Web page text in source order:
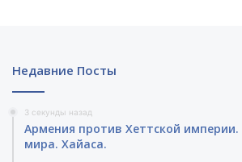
Недавние Посты
3 секунды назад
Армения против Хеттской
мира. Хайаса.